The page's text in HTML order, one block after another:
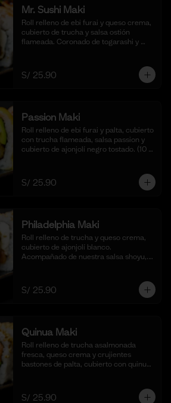
Mr. Sushi Maki
Roll relleno de ebi furai y queso crema,
cubierto de trucha y salsa ostión
flameada. Coronado de togarashi y
S/ 25.90
Passion Maki
Roll relleno de ebi furai y palta, cubierto
con trucha flameada, salsa passion y
cubierto de ajonjolí negro tostado. (10
S/ 25.90
Philadelphia Maki
Roll relleno de trucha y queso crema,
cubierto de ajonjolí blanco.
Acompañado de nuestra salsa shoyu,.
S/ 25.90
Quinua Maki
Roll relleno de trucha asalmonada
fresca, queso crema y crujientes
bastones de palta, cubierto con quinua
S/ 25.90